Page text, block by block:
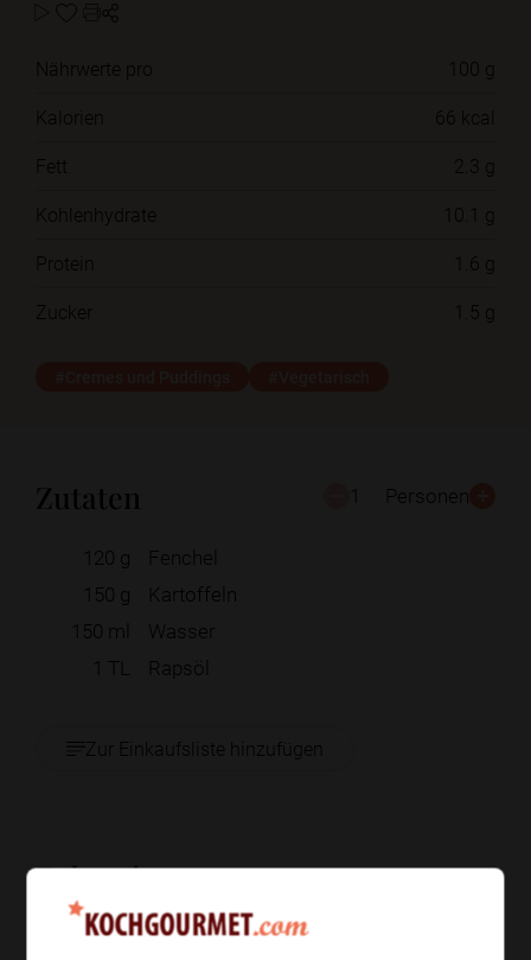
Nährwerte pro
100 g
Kalorien
66 kcal
Fett
2.3 g
Kohlenhydrate
10.1 g
Protein
1.6 g
Zucker
1.5 g
Zutaten 1 Personen
120 g
Fenchel
150 g
Kartoffeln
150 ml
Wasser
1 TL Rapsöl
Zur Einkaufsliste hinzufügen
Zubereitung
Schritt 1/5